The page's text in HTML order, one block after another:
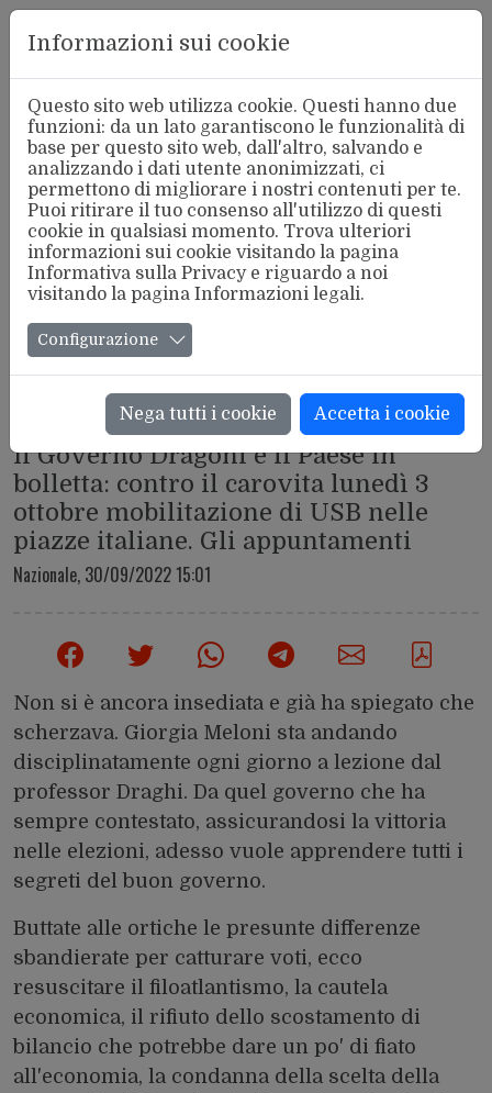
Aderente
IN PRIMO PIANO
Il Governo Dragoni e il Paese in
bolletta: contro il carovita lunedì 3
ottobre mobilitazione di USB nelle
piazze italiane. Gli appuntamenti
Nazionale, 30/09/2022 15:01
Non si è ancora insediata e già ha spiegato che
scherzava. Giorgia Meloni sta andando
disciplinatamente ogni giorno a lezione dal
professor Draghi. Da quel governo che ha
sempre contestato, assicurandosi la vittoria
nelle elezioni, adesso vuole apprendere tutti i
segreti del buon governo.
Buttate alle ortiche le presunte differenze
sbandierate per catturare voti, ecco
resuscitare il filoatlantismo, la cautela
economica, il rifiuto dello scostamento di
bilancio che potrebbe dare un po' di fiato
all'economia, la condanna della scelta della
Informazioni sui cookie
Questo sito web utilizza cookie. Questi hanno due
funzioni: da un lato garantiscono le funzionalità di
base per questo sito web, dall'altro, salvando e
analizzando i dati utente anonimizzati, ci
permettono di migliorare i nostri contenuti per te.
Puoi ritirare il tuo consenso all'utilizzo di questi
cookie in qualsiasi momento. Trova ulteriori
informazioni sui cookie visitando la pagina
Informativa sulla Privacye riguardo a noi
visitando la pagina Informazioni legali.
Configurazione
Nega tutti i cookie Accetta i cookie